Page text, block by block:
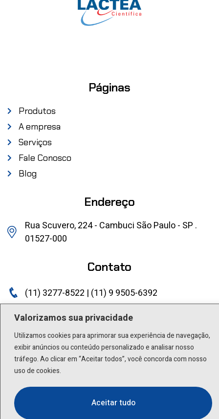
Valorizamos sua privacidade
Utilizamos cookies para aprimorar sua experiência de navegação,
exibir anúncios ou conteúdo personalizado e analisar nosso
tráfego. Ao clicar em “Aceitar todos”, você concorda com nosso
uso de cookies.
Aceitar tudo
Páginas
Produtos
A empresa
Serviços
Fale Conosco
Blog
Endereço
Rua Scuvero, 224 - Cambuci São Paulo - SP .
01527-000
Contato
(11) 3277-8522 | (11) 9 9505-6392
lactea@lactea.com.br
Social